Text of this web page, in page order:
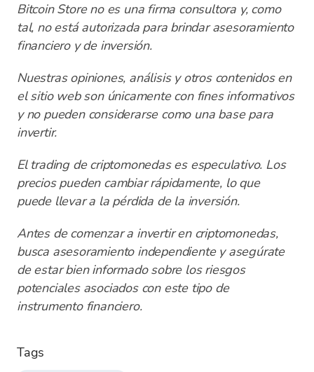
Bitcoin Store no es una firma consultora y, como
tal, no está autorizada para brindar asesoramiento
financiero y de inversión.
Nuestras opiniones, análisis y otros contenidos en
el sitio web son únicamente con fines informativos
y no pueden considerarse como una base para
invertir.
El trading de criptomonedas es especulativo. Los
precios pueden cambiar rápidamente, lo que
puede llevar a la pérdida de la inversión.
Antes de comenzar a invertir en criptomonedas,
busca asesoramiento independiente y asegúrate
de estar bien informado sobre los riesgos
potenciales asociados con este tipo de
instrumento financiero.
Tags